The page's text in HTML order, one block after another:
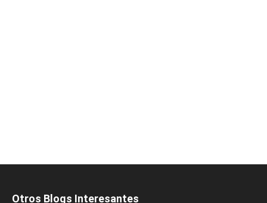
Otros Blogs Interesantes